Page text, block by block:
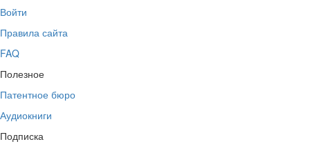
Войти
Правила сайта
FAQ
Полезное
Патентное бюро
Аудиокниги
Подписка